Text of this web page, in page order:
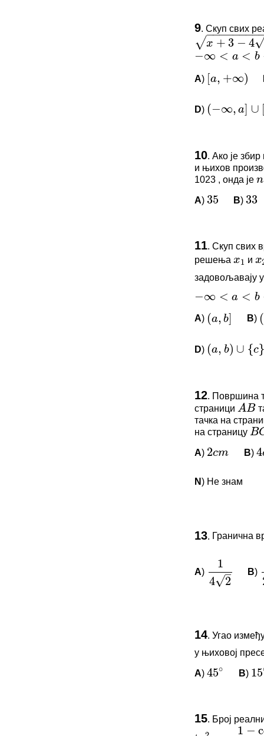
Овај задатак
*Морате бити
9. Скуп свих
x+3− 4x −1 +x +3+
−∞<a <b <c<∞)
A)
[a,+∞)
a,+ ∞)
D)
−∞, a] ∪ [b
( −∞,a]∪[b c]
Овај задатак
10. Ако је збир
и њихов
1023 , онда јеn
A)
35
35 B)
33
33
Овај задатак
*Морате бити
11. Скуп свих
решењаx1 и
x
x
задовољавају
−∞ < a < b <
−∞<a <b <c<∞
A)
(a,b]
(a,b ] B)
( −
(
D)
a, )∪ {c}
(a,b )∪ c}
Овај задатак
*Морате бити
12. Површина
страници
AB
AB
тачка на
на страницу BC
A)
2c m
2cm B)
4c
4
N) Не знам
Овај
*Морате
13. Гранична
A) 142 B)
Овај
14. Угао
у њиховој
A)45∘ B) 15
Овај
15. Број
tg x =
1−cos
− sin